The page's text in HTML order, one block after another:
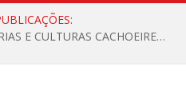
A VALORIZAÇÃO DAS HISTÓRIAS E CULTURAS CACHOEIRENSES